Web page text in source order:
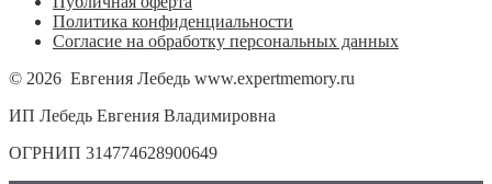
Политика конфиденциальности
Согласие на обработку персональных данных
© 2026 Евгения Лебедь www.expertmemory.ru
ИП Лебедь Евгения Владимировна
ОГРНИП 314774628900649